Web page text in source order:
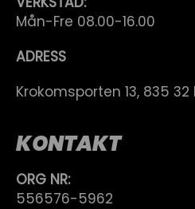
Mån-Fre 08.00-16.00
ADRESS
Krokomsporten 13, 835 32
KONTAKT
ORG NR:
556576-5962